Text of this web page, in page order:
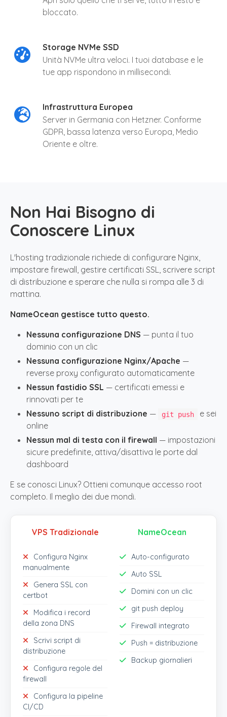
bloccato.
Storage NVMe SSD
Unità NVMe ultra veloci. I tuoi database e le
tue app rispondono in millisecondi.
Infrastruttura Europea
Server in Germania con Hetzner. Conforme
GDPR, bassa latenza verso Europa, Medio
Oriente e oltre.
Non Hai Bisogno di
Conoscere Linux
L'hosting tradizionale richiede di configurare Nginx,
impostare firewall, gestire certificati SSL, scrivere script
di distribuzione e sperare che nulla si rompa alle 3 di
mattina.
NameOcean gestisce tutto questo.
Nessuna configurazione DNS — punta il tuo
dominio con un clic
Nessuna configurazione Nginx/Apache —
reverse proxy configurato automaticamente
Nessun fastidio SSL — certificati emessi e
rinnovati per te
Nessuno script di distribuzione — git push
e sei
online
Nessun mal di testa con il firewall — impostazioni
sicure predefinite, attiva/disattiva le porte dal
dashboard
E se conosci Linux? Ottieni comunque accesso root
completo. Il meglio dei due mondi.
VPS Tradizionale
Configura Nginx
manualmente
Genera SSL con
certbot
Modifica i record
della zona DNS
Scrivi script di
distribuzione
Configura regole del
firewall
Configura la pipeline
CI/CD
NameOcean
Auto-configurato
Auto SSL
Domini con un clic
git push deploy
Firewall integrato
Push = distribuzione
Backup giornalieri